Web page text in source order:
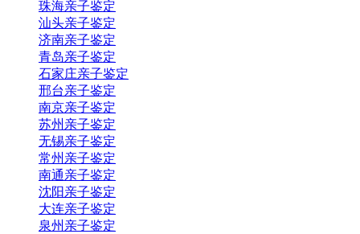
珠海亲子鉴定
汕头亲子鉴定
济南亲子鉴定
青岛亲子鉴定
石家庄亲子鉴定
邢台亲子鉴定
南京亲子鉴定
苏州亲子鉴定
无锡亲子鉴定
常州亲子鉴定
南通亲子鉴定
沈阳亲子鉴定
大连亲子鉴定
泉州亲子鉴定